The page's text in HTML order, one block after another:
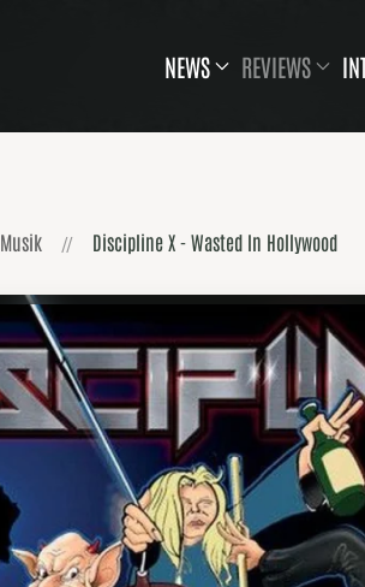
NEWS REVIEWS
Musik Discipline X - Wasted In Hollywood